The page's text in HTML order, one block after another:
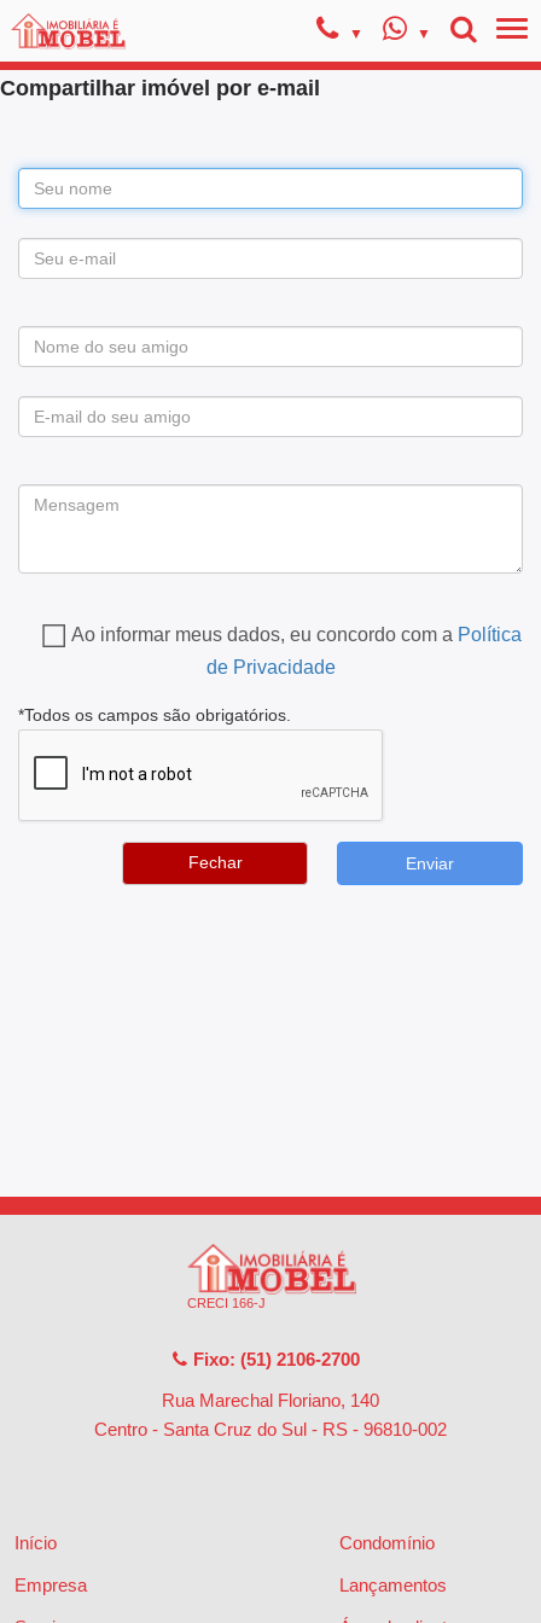
Compartilhar imóvel por e-mail
Ao informar meus dados, eu concordo com a Política
de Privacidade
*Todos os campos são obrigatórios.
Fechar
CRECI 166-J
Fixo: (51) 2106-2700
Rua Marechal Floriano, 140
Centro - Santa Cruz do Sul - RS - 96810-002
Início
Empresa
Condomínio
Lançamentos